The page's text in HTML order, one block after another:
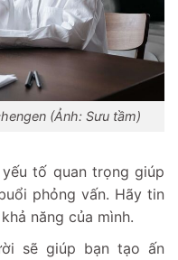
(Ảnh: Sưu tầm)
tố quan trọng giúp
phỏng vấn. Hãy tin
năng của mình.
sẽ giúp bạn tạo ấn